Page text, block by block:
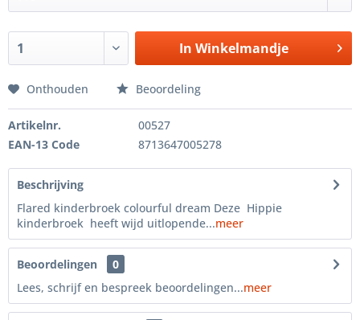
In Winkelmandje
Onthouden Beoordeling
Artikelnr.
00527
EAN-13 Code
8713647005278
Beschrijving
Flared kinderbroek colourful dream Deze Hippie
kinderbroek heeft wijd uitlopende...meer
Beoordelingen
0
Lees, schrijf en bespreek beoordelingen...meer